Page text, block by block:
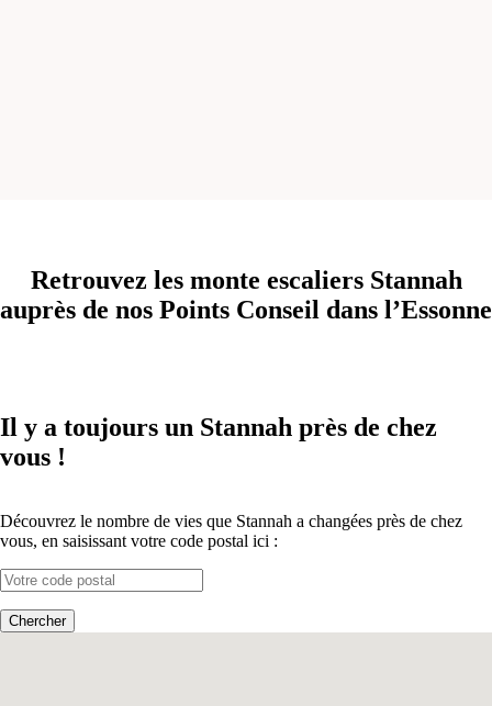
Retrouvez les monte escaliers Stannah
auprès de nos Points Conseil dans l’Essonne
Il y a toujours un Stannah près de chez
vous !
Découvrez le nombre de vies que Stannah a changées près de chez
vous, en saisissant votre code postal ici :
Chercher